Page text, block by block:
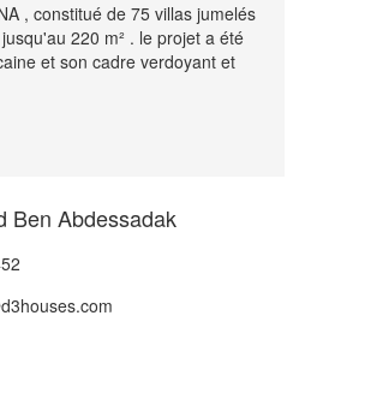
, constitué de 75 villas jumelés
220 m² . le projet a été
et son cadre verdoyant et
Ben Abdessadak